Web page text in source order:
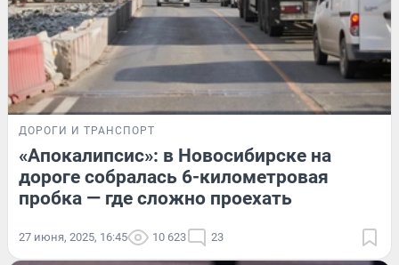
ДОРОГИ И ТРАНСПОРТ
«Апокалипсис»: в Новосибирске на
дороге собралась 6-километровая
пробка — где сложно проехать
27 июня, 2025, 16:45 10 623 23